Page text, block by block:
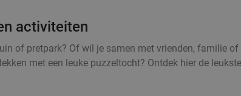
activiteiten
of pretpark? Of wil je samen met vrienden, familie of
met een leuke puzzeltocht? Ontdek hier de leukste